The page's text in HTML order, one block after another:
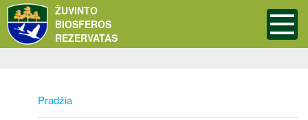
ŽUVINTO
BIOSFEROS
REZERVATAS
Pradžia